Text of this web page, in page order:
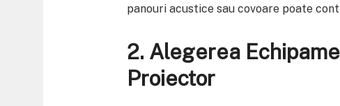
panouri acustice sau covoare poate
2. Alegerea
Proiector